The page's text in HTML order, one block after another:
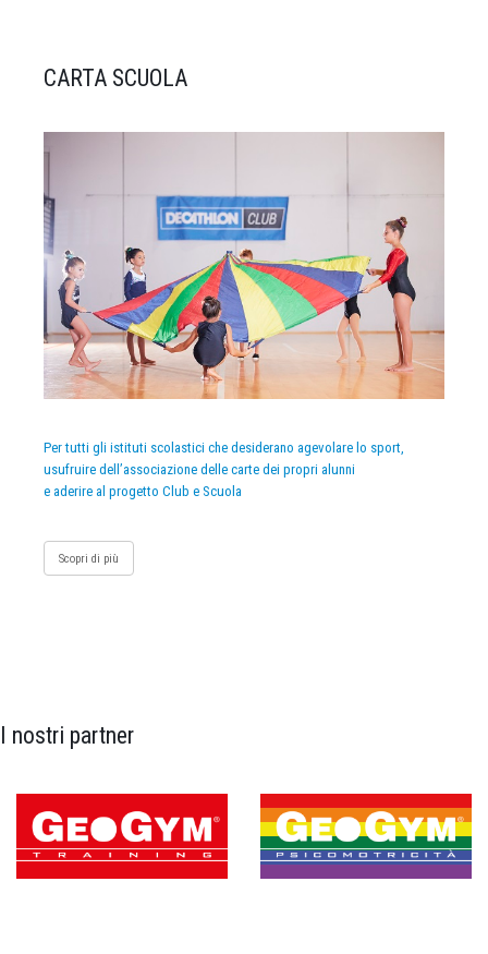
CARTA SCUOLA
Per tutti gli istituti scolastici che desiderano agevolare lo sport,
usufruire dell’associazione delle carte dei propri alunni
e aderire al progetto Club e Scuola
Scopri di più
I nostri partner